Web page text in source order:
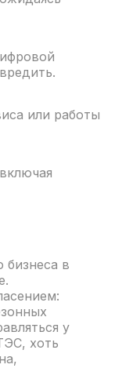
или работы
бизнеса в
у
хоть